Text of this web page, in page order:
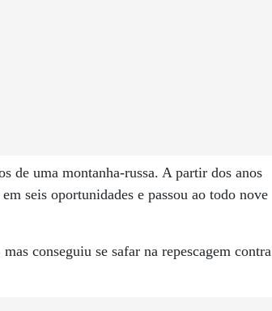
de uma montanha-russa. A partir dos anos
seis oportunidades e passou ao todo nove
conseguiu se safar na repescagem contra